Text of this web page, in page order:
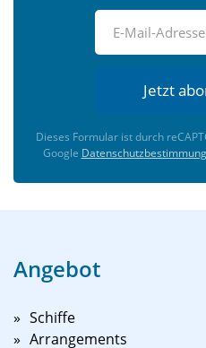
Jetzt
Dieses Formular ist durch
Google
Angebot
Schiffe
Arrangements